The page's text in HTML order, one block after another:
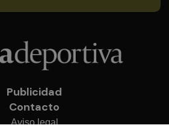
Publicidad
Contacto
Aviso legal